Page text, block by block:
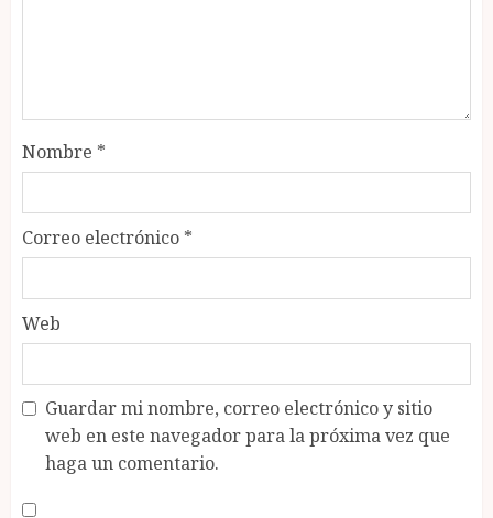
Nombre *
Correo electrónico *
Web
Guardar mi nombre, correo electrónico y sitio
web en este navegador para la próxima vez que
haga un comentario.